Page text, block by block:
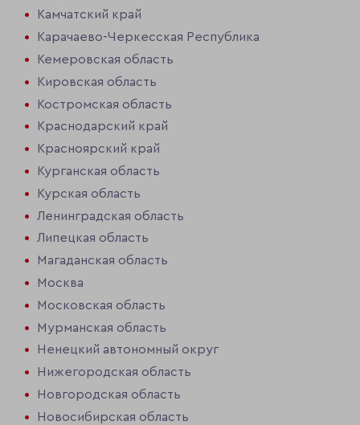
Камчатский край
Карачаево-Черкесская Республика
Кемеровская область
Кировская область
Костромская область
Краснодарский край
Красноярский край
Курганская область
Курская область
Ленинградская область
Липецкая область
Магаданская область
Москва
Московская область
Мурманская область
Ненецкий автономный округ
Нижегородская область
Новгородская область
Новосибирская область